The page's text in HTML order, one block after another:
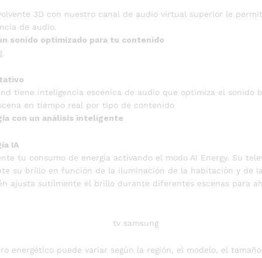
3D con nuestro canal de audio virtual superior le
de audio.
sonido optimizado para tu contenido
tiene inteligencia escénica de audio que optimiza el sonido
en tiempo real por tipo de contenido
con un análisis inteligente
IA
tu consumo de energía activando el modo AI Energy. Su
su brillo en función de la iluminación de la habitación y de
ajusta sutilmente el brillo durante diferentes escenas para
energético puede variar según la región, el modelo, el